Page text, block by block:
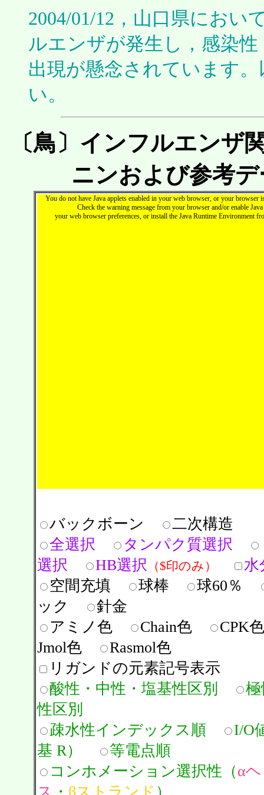
2004/01/12，山口県におい
ルエンザが発生し，感染
出現が懸念されています
い。
〔鳥〕インフルエンザ
ニンおよび参考
You do not have Java applets enabled in your web browser, or your browser
Check the warning message from your browser and/or enable
your web browser preferences, or install the Java Runtime Environment
バックボーン
二次構造
全選択
タンパク質選択
選択
HB選択 （$印のみ）
水
空間充填
球棒
球60％
ック
針金
アミノ色
Chain色
Jmol色
Rasmol色
リガンドの元素記号表示
酸性・中性・塩基性区別
性区別
疎水性インデックス順
I/O
基 R）
等電点順
コンホメーション選択性（α